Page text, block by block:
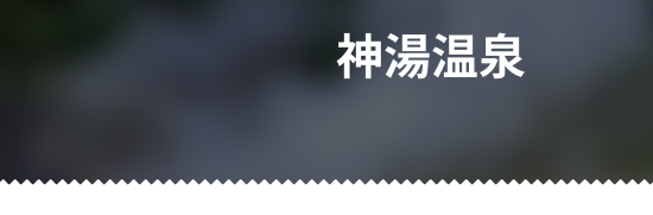
神湯温泉